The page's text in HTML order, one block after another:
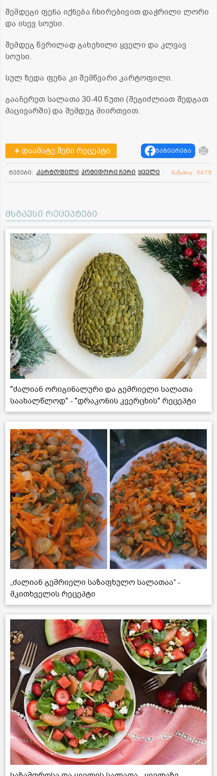
შემდეგი ფენა იქნება ჩხირებივით დაჭრილი ლორი
და ისევ სოუსი.
შემდეგ წვრილად გახეხილი ყველი და კლვავ
სოუსი.
სულ ზედა ფენა კი შემწვარი კარტოფილი.
გააჩერეთ სალათა 30-40 წუთი (შეგიძლიათ შედგათ
მაცივარში) და შემდეგ მიირთვით.
დაამატე შენი რეცეპტი გაზიარება
ტეგები: კარტოფილი პომიდორი ჩერი ყველი ნანახია: 9479
მსგავსი რეცეპტები
"ძალიან ორიგინალური და გემრიელი სალათა
საახალწლოდ" - "დრაკონის კვერცხის" რეცეპტი
„ძალიან გემრიელი საზაფხულო სალათაა“ -
მკითხველის რეცეპტი